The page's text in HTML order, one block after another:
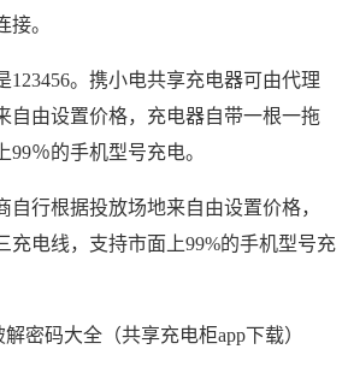
接。
123456。携小电共享充电器可由代理
自由设置价格，充电器自带一根一拖
％的手机型号充电。
自行根据投放场地来自由设置价格，
充电线，支持市面上99%的手机型号充